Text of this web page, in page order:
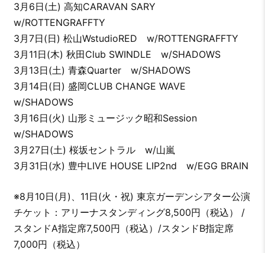
3月6日(土) 高知CARAVAN SARY
w/ROTTENGRAFFTY
3月7日(日) 松山WstudioRED w/ROTTENGRAFFTY
3月11日(木) 秋田Club SWINDLE w/SHADOWS
3月13日(土) 青森Quarter w/SHADOWS
3月14日(日) 盛岡CLUB CHANGE WAVE
w/SHADOWS
3月16日(火) 山形ミュージック昭和Session
w/SHADOWS
3月27日(土) 桜坂セントラル w/山嵐
3月31日(水) 豊中LIVE HOUSE LIP2nd w/EGG BRAIN
※8月10日(月)、11日(火・祝) 東京ガーデンシアター公演
チケット：アリーナスタンディング8,500円（税込） /
スタンドA指定席7,500円（税込）/スタンドB指定席
7,000円（税込）